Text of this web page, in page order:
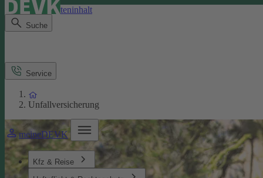
Direkt zum Seiteninhalt
Suche
meineDEVK
Kfz & Reise
Service
Unfallversicherung